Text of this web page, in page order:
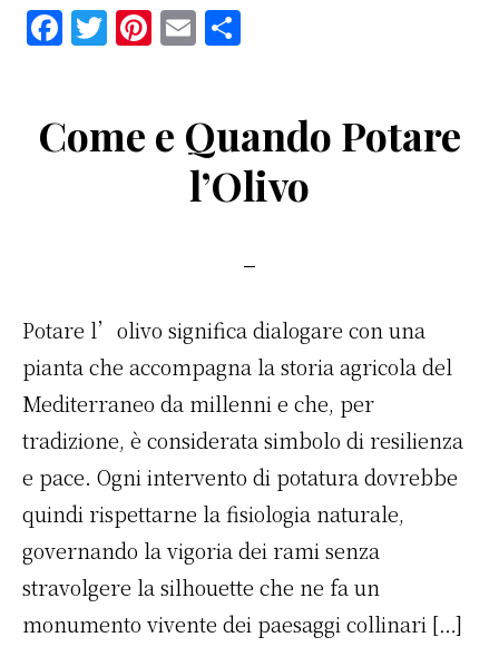
F
a
e
b
T
w
te
Pi
n
re
st
E
m
l di
vi
di
Come e Quando Potare
l’Olivo
Potare l’olivo significa dialogare con una
pianta che accompagna la storia agricola del
Mediterraneo da millenni e che, per
tradizione, è considerata simbolo di resilienza
e pace. Ogni intervento di potatura dovrebbe
quindi rispettarne la fisiologia naturale,
governando la vigoria dei rami senza
stravolgere la silhouette che ne fa un
monumento vivente dei paesaggi collinari […]